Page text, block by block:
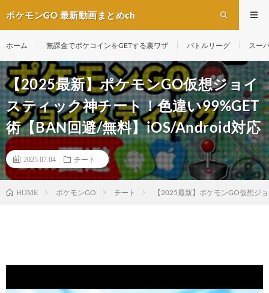
ポケモンGO 最新動画まとめch
ホーム 無課金でポケコインをGETする裏ワザ バトルリーグ スー
【2025最新】ポケモンGO仮想ジョイ
スティック神チート！色違い99%GET
術【BAN回避/無料】iOS/Android対応
2025.07.04 チート
HOME ポケモンGO チート 【2025最新】ポケモンGO仮想ジ